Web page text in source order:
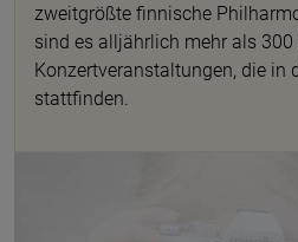
zweitgrößte finnische
sind es alljährlich mehr als 300
Konzertveranstaltungen, die in
stattfinden.